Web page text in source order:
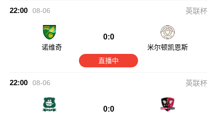
22:00 08-06 英联杯
诺维奇
0:0
米尔顿凯恩斯
直播中
22:00 08-06 英联杯
0:0